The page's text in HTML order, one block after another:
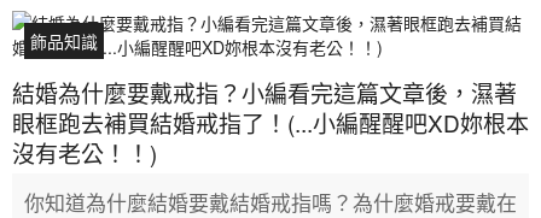
飾品知識
結婚為什麼要戴戒指？小編看完這篇文章後，濕著
眼框跑去補買結婚戒指了！(...小編醒醒吧XD妳根本
沒有老公！！)
你知道為什麼結婚要戴結婚戒指嗎？為什麼婚戒要戴在